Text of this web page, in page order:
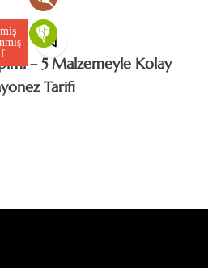
– 5 Malzemeyle Kolay
Tarifi